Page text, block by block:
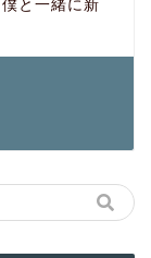
と一緒に新